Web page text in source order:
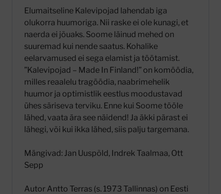
Elumaitseline Kalevipojad lahendab iga
olukorra huumoriga. Nii raske ei ole kunagi, et
naerda ei jõuaks. Soome läinud mehed on
suuremad kui nende saatus. Kohalike
eelarvamused ei sega elamist ja töötamist.
”Kalevipojad – Made In Finland!” on komöödia,
milles reaalelu tragöödia, naabrimehelik
huumor ja optimistlik eestlus moodustavad
ühes säriseva terviku. Enne kui Soome tööle
lähed, vaata ära see näidend! Ja äkki pärast ei
lähegi, või kui ikka lähed, siis palju targemana.
Mängivad: Jan Uuspõld, Indrek Taalmaa, Ott
Sepp
Autor Antto Terras (s. 1973 Tallinnas) on Eesti